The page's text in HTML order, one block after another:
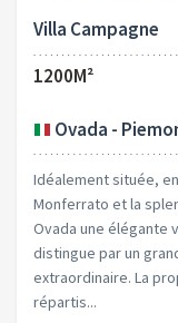
Villa Campagne
1200M²
Ovada -
Idéalement située,
Monferrato et la
Ovada une élégante
distingue par un
extraordinaire. La
répartis...